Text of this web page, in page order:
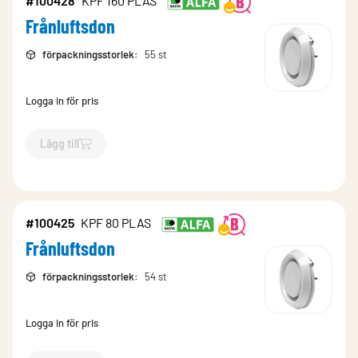
Frånluftsdon
förpackningsstorlek: 55 st
Logga in för pris
Lägg till
`$Lägg till
#100425 KPF 80 PLAS
Frånluftsdon
förpackningsstorlek: 54 st
Logga in för pris